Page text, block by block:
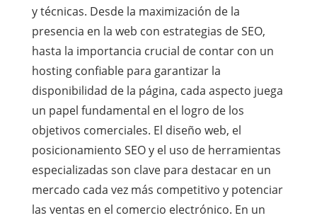
y técnicas. Desde la maximización de la
presencia en la web con estrategias de SEO,
hasta la importancia crucial de contar con un
hosting confiable para garantizar la
disponibilidad de la página, cada aspecto juega
un papel fundamental en el logro de los
objetivos comerciales. El diseño web, el
posicionamiento SEO y el uso de herramientas
especializadas son clave para destacar en un
mercado cada vez más competitivo y potenciar
las ventas en el comercio electrónico. En un